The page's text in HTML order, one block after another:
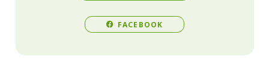
FACEBOOK